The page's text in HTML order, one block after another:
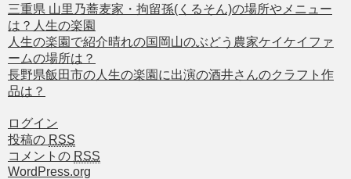
三重県 山里乃蕎麦家・拘留孫(くるそん)の場所やメニュー
は？人生の楽園
人生の楽園で紹介晴れの国岡山のぶどう農家ケイケイファ
ームの場所は？
長野県飯田市の人生の楽園に出演の酒井さんのクラフト作
品は？
ログイン
投稿の RSS
コメントの RSS
WordPress.org